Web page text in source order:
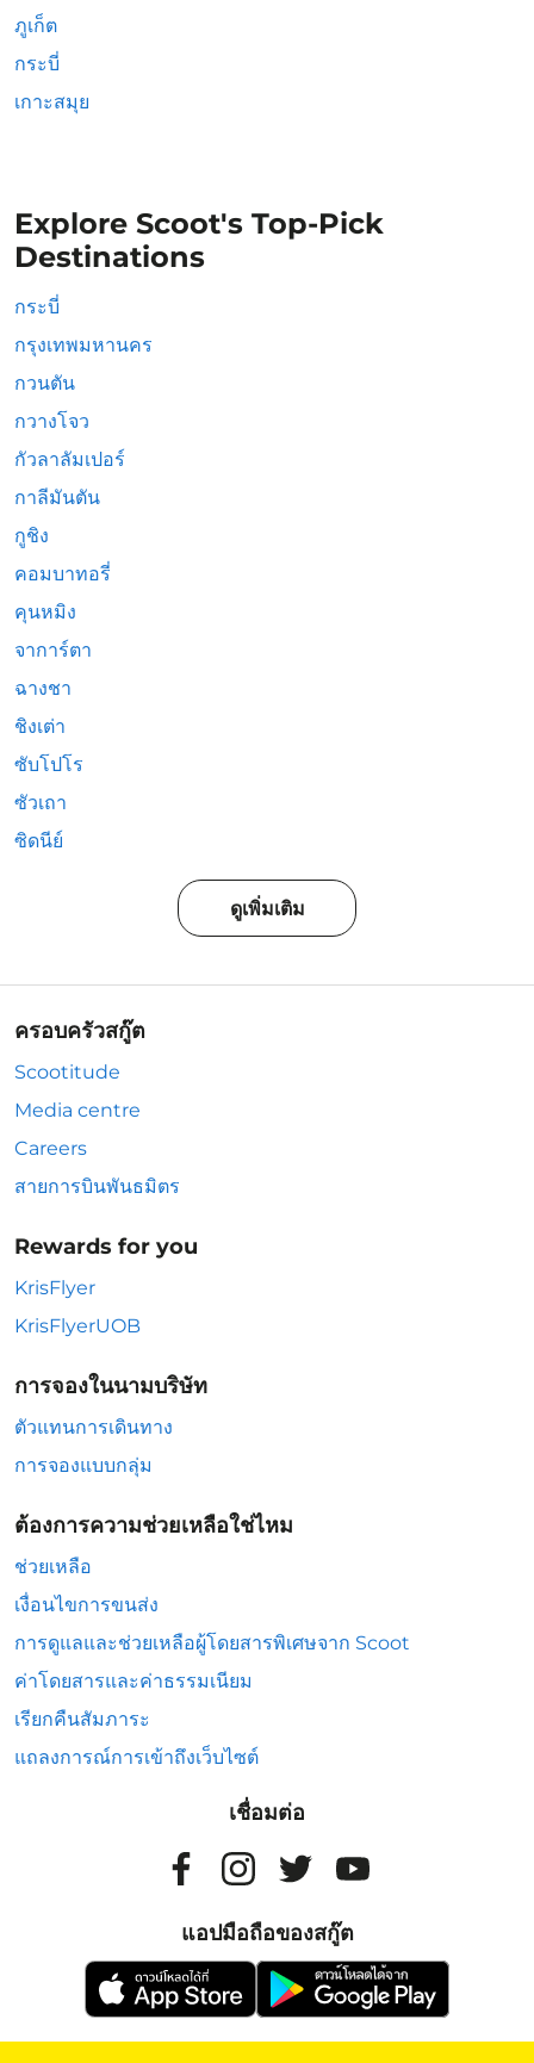
ภูเก็ต
กระบี่
เกาะสมุย
Explore Scoot's Top-Pick
Destinations
กระบี่
กรุงเทพมหานคร
กวนตัน
กวางโจว
กัวลาลัมเปอร์
กาลีมันตัน
กูชิง
คอมบาทอรี่
คุนหมิง
จาการ์ตา
ฉางชา
ชิงเต่า
ซับโปโร
ซัวเถา
ซิดนีย์
ดูเพิ่มเติม
ครอบครัวสกู๊ต
Scootitude
Media centre
Careers
สายการบินพันธมิตร
Rewards for you
KrisFlyer
KrisFlyerUOB
การจองในนามบริษัท
ตัวแทนการเดินทาง
การจองแบบกลุ่ม
ต้องการความช่วยเหลือใช่ไหม
ช่วยเหลือ
เงื่อนไขการขนส่ง
การดูแลและช่วยเหลือผู้โดยสารพิเศษจาก Scoot
ค่าโดยสารและค่าธรรมเนียม
เรียกคืนสัมภาระ
แถลงการณ์การเข้าถึงเว็บไซต์
เชื่อมต่อ
แอปมือถือของสกู๊ต